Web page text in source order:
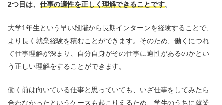
2つ目は、 仕事の適性を正しく理解できることです。
大学1年生という早い段階から長期インターンを経験することで、
より長く就業経験を積むことができます。そのため、働くにつれ
て仕事理解が深まり、自分自身がその仕事に適性があるのかとい
う正しい理解をすることができます。
働く前は向いている仕事と思っていても、いざ仕事をしてみたら
合わなかったというケースも起こりえるため、学生のうちに就業